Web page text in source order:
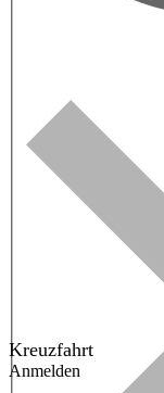
Kreuzfahrt
Anmelden